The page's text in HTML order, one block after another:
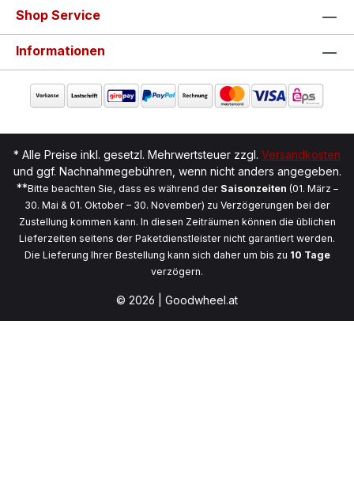
Shop Service
Informationen
* Alle Preise inkl. gesetzl. Mehrwertsteuer zzgl. Versandkosten
und ggf. Nachnahmegebühren, wenn nicht anders angegeben.
**Bitte beachten Sie, dass es während der Saisonzeiten (01. März –
30. Mai & 01. Oktober – 30. November) zu Verzögerungen bei der
Zustellung kommen kann. In diesen Zeiträumen können die üblichen
Lieferzeiten seitens der Paketdienstleister nicht garantiert werden.
Die Lieferung Ihrer Bestellung kann sich daher um bis zu 10 Tage
verzögern.
© 2026 | Goodwheel.at